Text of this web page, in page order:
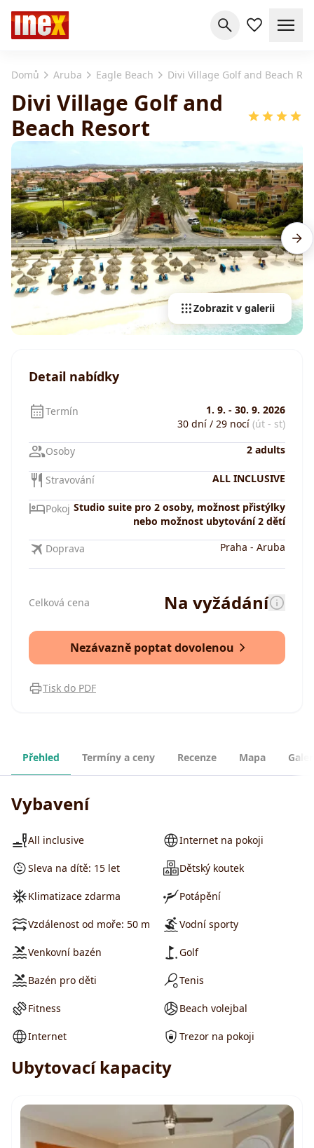
Domů Aruba Eagle Beach Divi Village Golf and Beach
Divi Village Golf and
Beach Resort
Zobrazit v galerii
Detail nabídky
Termín 1. 9. - 30. 9. 2026
30 dní / 29 nocí (út - st)
Osoby 2 adults
Stravování ALL INCLUSIVE
Pokoj Studio suite pro 2 osoby, možnost přistýlky
nebo možnost ubytování 2 dětí
Doprava Praha - Aruba
Celková cena Na vyžádání
Nezávazně poptat dovolenou
Tisk do PDF
Přehled Termíny a ceny Recenze Mapa
Vybavení
All inclusive
Sleva na dítě: 15 let
Klimatizace zdarma
Vzdálenost od moře: 50 m
Venkovní bazén
Bazén pro děti
Fitness
Internet
Internet na pokoji
Dětský koutek
Potápění
Vodní sporty
Golf
Tenis
Beach volejbal
Trezor na pokoji
Ubytovací kapacity